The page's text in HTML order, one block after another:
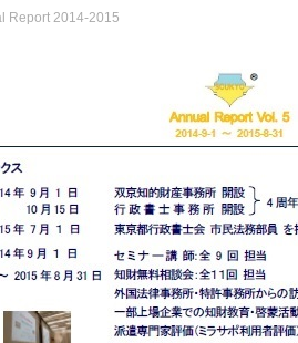
Report 2014-2015